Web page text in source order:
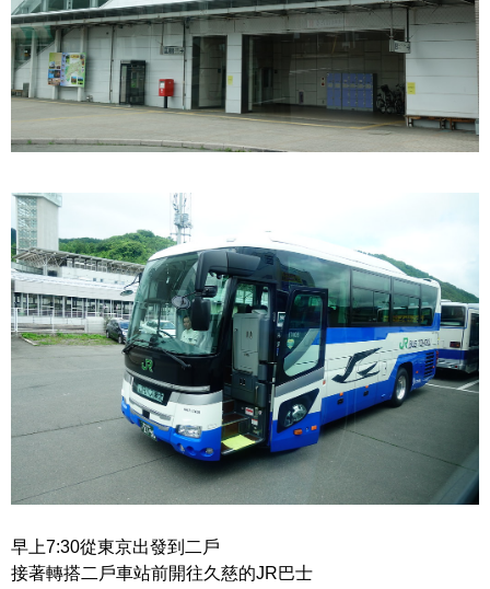
早上7:30從東京出發到二戶
接著轉搭二戶車站前開往久慈的JR巴士